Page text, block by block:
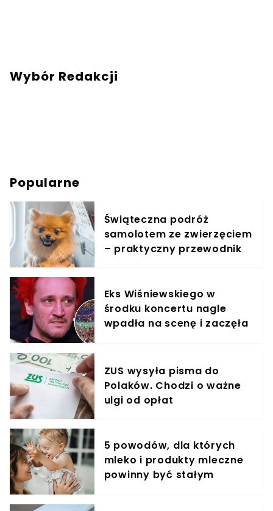
Wybór Redakcji
Popularne
Świąteczna podróż
samolotem ze zwierzęciem
– praktyczny przewodnik
Eks Wiśniewskiego w
środku koncertu nagle
wpadła na scenę i zaczęła
ZUS wysyła pisma do
Polaków. Chodzi o ważne
ulgi od opłat
5 powodów, dla których
mleko i produkty mleczne
powinny być stałym